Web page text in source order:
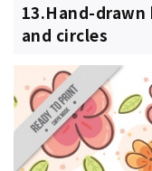
13.Hand-
and circles